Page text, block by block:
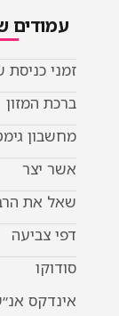
עמודים
זמני
ברכת המזון
מחשבון
אשר יצר
שאל את
דפי צביעה
סודוקו
אינדקס